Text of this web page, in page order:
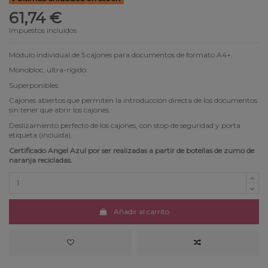
61,74 €
Impuestos incluidos
Módulo individual de 5 cajones para documentos de formato A4+.
Monobloc, ultra-rígido.
Superponibles.
Cajones abiertos que permiten la introducción directa de los documentos
sin tener que abrir los cajones.
Deslizamiento perfecto de los cajones, con stop de seguridad y porta
etiqueta (incluida).
Certificado Angel Azul por ser realizadas a partir de botellas de zumo de
naranja recicladas.
Añadir al carrito